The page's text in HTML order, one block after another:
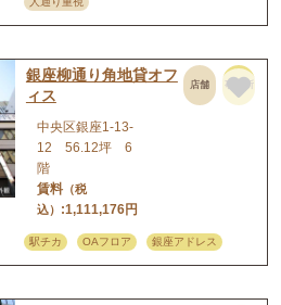
銀座柳通り角地貸オフ
ィス
店舗 事務所
中央区銀座1-13-
12 56.12坪 6
階
賃料（税
込） :1,111,176円
駅チカ OAフロア 銀座アドレス